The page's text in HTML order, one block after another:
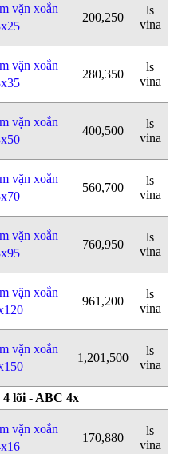
vặn xoắn
200,250
ls
vina
vặn xoắn
280,350
ls
vina
vặn xoắn
400,500
ls
vina
vặn xoắn
560,700
ls
vina
vặn xoắn
760,950
ls
vina
vặn xoắn
961,200
ls
vina
vặn xoắn
1,201,500
ls
vina
4 lõi - ABC 4x
vặn xoắn
170,880
ls
vina